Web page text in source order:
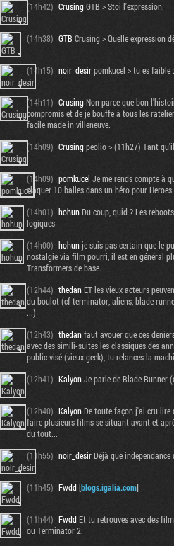
(14h42) CrusingGTB > Stoi l'expression.
(14h38) GTB Crusing > Quelle expression
(14h15) noir_desirpomkucel > tu es faible
(14h11) CrusingNon parce que bon
compromis et de je bouffe à tous les
facile made in villeneuve.
(14h09) Crusingpeolio > (11h27) Tant
(14h09) pomkucel Je me rends compte à
claquer 10 balles dans un héro pour
(14h01) hohunDu coup, quid ? Les
logiques
(14h00) hohunje suis pas certain que le
nostalgie via film pourri, il est en général
Transformers de base.
(12h44) thedanET les vieux acteurs
du boulot (cf terminator, aliens, blade
...)
(12h43) thedanfaut avouer que ces
avec des simili-suites les classiques des
public visé (vieux geek), tu relances la
(12h41) KalyonJe parle de Blade Runner
(12h40) KalyonDe toute façon j'ai cru lire
faire plusieurs films se situant avant et
du tout...
(11h55) noir_desirDéjà que
(11h45) Fwdd[blogs.igalia.com]
(11h44) FwddEt tu retrouves avec des
ou Terminator 2.